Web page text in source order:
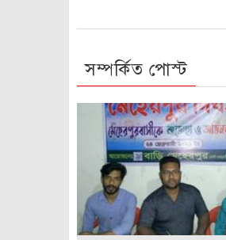
সম্পর্কিত পোস্ট